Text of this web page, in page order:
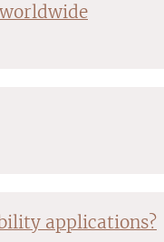
applications?